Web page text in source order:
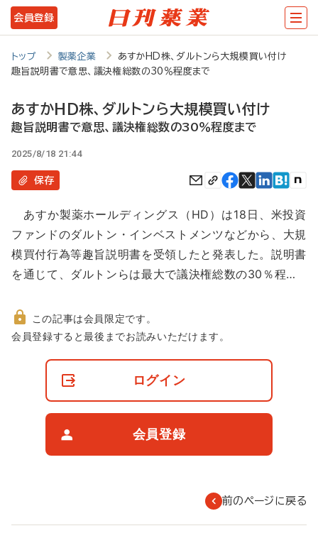
メ
イ
コ
テ
ツ
に
会員登録
トップ 製薬企業
あすかHD株、ダルトンら大規模買い付け
趣旨説明書で意思、議決権総数の30％程度まで
あすかHD株、ダルトンら大規模買い付け
趣旨説明書で意思、議決権総数の30％程度まで
2025/8/18 21:44
保存
あすか製薬ホールディングス（HD）は18日、米投資
ファンドのダルトン・インベストメンツなどから、大規
模買付行為等趣旨説明書を受領したと発表した。説明書
を通じて、ダルトンらは最大で議決権総数の30％程…
非
この記事は会員限定です。
会員登録すると最後までお読みいただけます。
ログイン
会員登録
前のページに戻る